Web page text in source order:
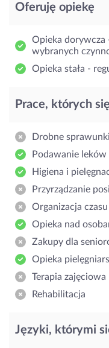
Oferuję opiekę
Opieka dorywcza
wybranych
Opieka stała -
Prace, których
Drobne sprawunki
Podawanie leków
Higiena i
Przyrządzanie
Organizacja
Opieka nad
Zakupy dla
Opieka
Terapia zajęciowa
Rehabilitacja
Języki, którymi